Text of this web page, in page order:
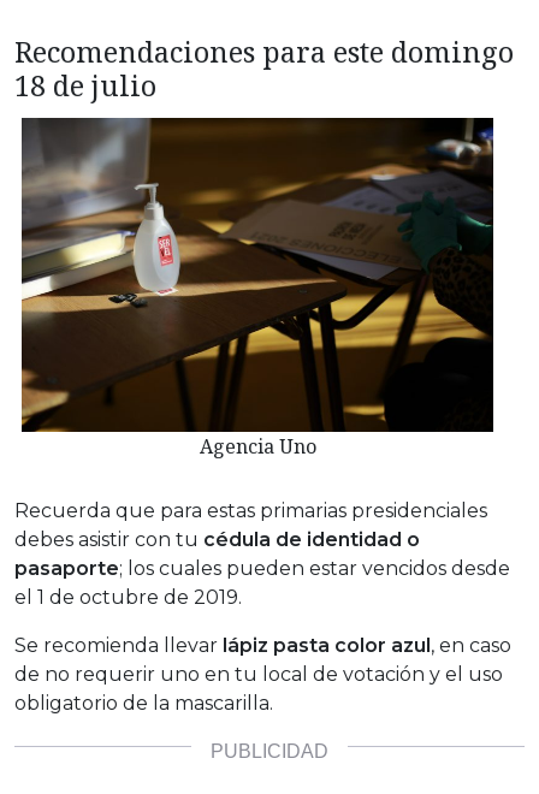
Recomendaciones para este domingo
18 de julio
Agencia Uno
Recuerda que para estas primarias presidenciales
debes asistir con tu cédula de identidad o
pasaporte; los cuales pueden estar vencidos desde
el 1 de octubre de 2019.
Se recomienda llevar lápiz pasta color azul, en caso
de no requerir uno en tu local de votación y el uso
obligatorio de la mascarilla.